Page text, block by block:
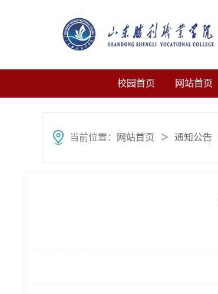
校园首页 网站首页
当前位置： 网站首页 ＞ 通知公告